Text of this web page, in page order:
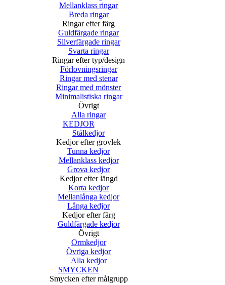
Mellanklass ringar
Breda ringar
Ringar efter färg
Guldfärgade ringar
Silverfärgade ringar
Svarta ringar
Ringar efter typ/design
Förlovningsringar
Ringar med stenar
Ringar med mönster
Minimalistiska ringar
Övrigt
Alla ringar
KEDJOR
Stålkedjor
Kedjor efter grovlek
Tunna kedjor
Mellanklass kedjor
Grova kedjor
Kedjor efter längd
Korta kedjor
Mellanlånga kedjor
Långa kedjor
Kedjor efter färg
Guldfärgade kedjor
Övrigt
Ormkedjor
Övriga kedjor
Alla kedjor
SMYCKEN
Smycken efter målgrupp